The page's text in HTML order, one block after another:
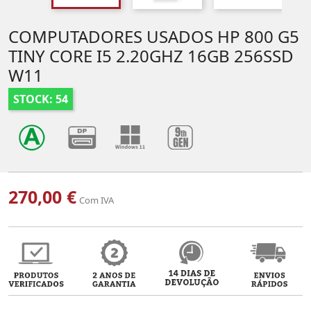
COMPUTADORES USADOS HP 800 G5
TINY CORE I5 2.20GHZ 16GB 256SSD
W11
STOCK: 54
270,00 € Com IVA